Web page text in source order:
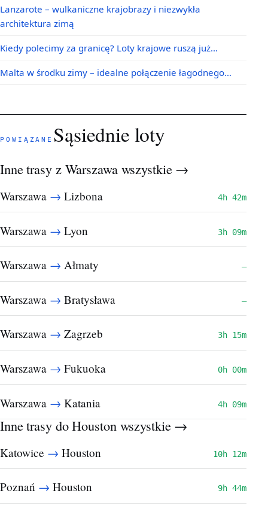
Lanzarote – wulkaniczne krajobrazy i niezwykła
architektura zimą
Kiedy polecimy za granicę? Loty krajowe ruszą już…
Malta w środku zimy – idealne połączenie łagodnego…
POWIĄZANE Sąsiednie loty
Inne trasy z Warszawa wszystkie →
Warszawa → Lizbona 4h 42m
Warszawa → Lyon 3h 09m
Warszawa → Ałmaty —
Warszawa → Bratysława —
Warszawa → Zagrzeb 3h 15m
Warszawa → Fukuoka 0h 00m
Warszawa → Katania 4h 09m
Inne trasy do Houstonwszystkie →
Katowice → Houston 10h 12m
Poznań → Houston 9h 44m